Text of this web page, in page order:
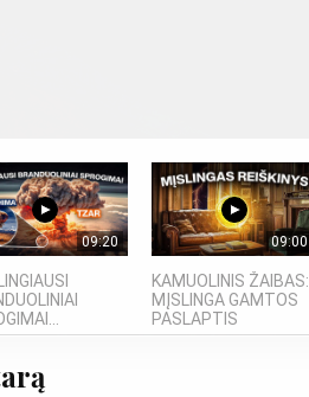
09:20 09:00
KAMUOLINIS ŽAIBAS:
MĮSLINGA GAMTOS
PASLAPTIS